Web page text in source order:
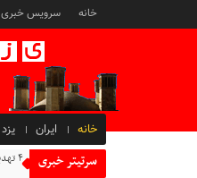
خانه سرویس خبری
خانه ایران یزد
سرتیتر خبری ۴ تهدید علیه امنیت پوستی